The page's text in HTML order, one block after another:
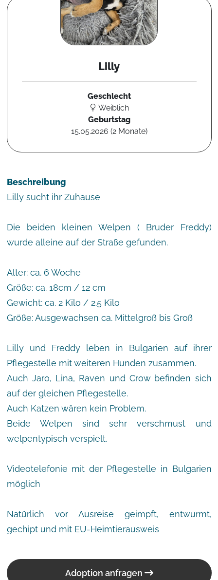
Lilly
Geschlecht
Weiblich
Geburtstag
15.05.2026 (2 Monate)
Beschreibung
Lilly sucht ihr Zuhause
Die beiden kleinen Welpen ( Bruder Freddy)
wurde alleine auf der Straße gefunden.
Alter: ca. 6 Woche
Größe: ca. 18cm / 12 cm
Gewicht: ca. 2 Kilo / 2.5 Kilo
Größe: Ausgewachsen ca. Mittelgroß bis Groß
Lilly und Freddy leben in Bulgarien auf ihrer
Pflegestelle mit weiteren Hunden zusammen.
Auch Jaro, Lina, Raven und Crow befinden sich
auf der gleichen Pflegestelle.
Auch Katzen wären kein Problem.
Beide Welpen sind sehr verschmust und
welpentypisch verspielt.
Videotelefonie mit der Pflegestelle in Bulgarien
möglich
Natürlich vor Ausreise geimpft, entwurmt,
gechipt und mit EU-Heimtierausweis
Adoption anfragen